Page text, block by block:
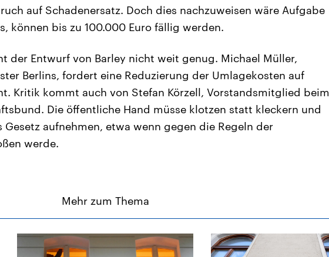
auf Schadenersatz. Doch dies nachzuweisen wäre Aufgabe
können bis zu 100.000 Euro fällig werden.
der Entwurf von Barley nicht weit genug. Michael Müller,
Berlins, fordert eine Reduzierung der Umlagekosten auf
Kritik kommt auch von Stefan Körzell, Vorstandsmitglied beim
Die öffentliche Hand müsse klotzen statt kleckern und
aufnehmen, etwa wenn gegen die Regeln der
werde.
Mehr zum Thema